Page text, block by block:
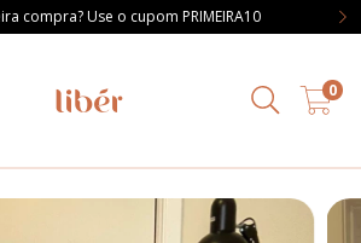
compra? Use o cupom PRIMEIRA10
0